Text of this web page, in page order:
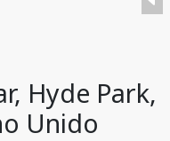
Hyde Park,
Unido